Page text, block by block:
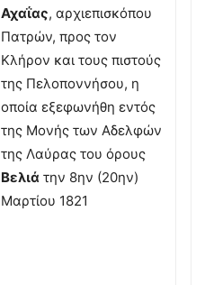
Αχαΐας, αρχιεπισκόπου
Πατρών, προς τον
Κλήρον και τους πιστούς
της Πελοποννήσου, η
οποία εξεφωνήθη εντός
της Μονής των Αδελφών
της Λαύρας του όρους
Βελιά την 8ην (20ην)
Μαρτίου 1821